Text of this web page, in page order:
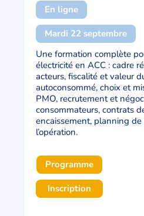
En ligne
Mardi 22 septembre
Une formation complète
électricité en ACC : cadre
acteurs, fiscalité et valeur
autoconsommé, choix et
PMO, recrutement et
consommateurs, contrats
encaissement, planning
l’opération.
Programme
Inscription